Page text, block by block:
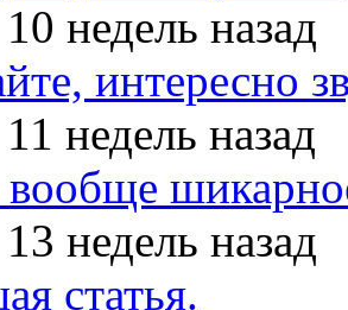
недель назад
интересно
недель назад
недель назад
статья.